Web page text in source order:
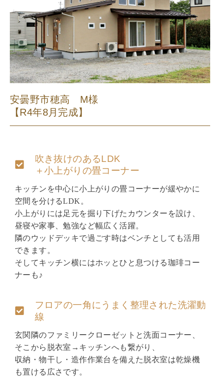
安曇野市穂高 M様
【R4年8月完成】
吹き抜けのあるLDK
＋小上がりの畳コーナー
キッチンを中心に小上がりの畳コーナーが緩やかに
空間を分けるLDK。
小上がりには足元を掘り下げたカウンターを設け、
昼寝や家事、勉強など幅広く活躍。
隣のウッドデッキで過ごす時はベンチとしても活用
できます。
そしてキッチン横にはホッとひと息つける珈琲コー
ナーも♪
フロアの一角にうまく整理された洗濯動
線
玄関隣のファミリークローゼットと洗面コーナー、
そこから脱衣室→キッチンへも繋がり、
収納・物干し・造作作業台を備えた脱衣室は乾燥機
も置ける広さです。